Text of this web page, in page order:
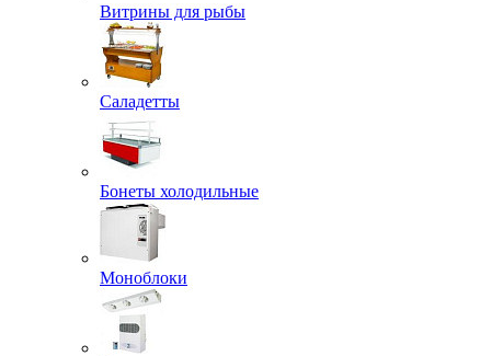
Витрины для рыбы
Саладетты
Бонеты холодильные
Моноблоки